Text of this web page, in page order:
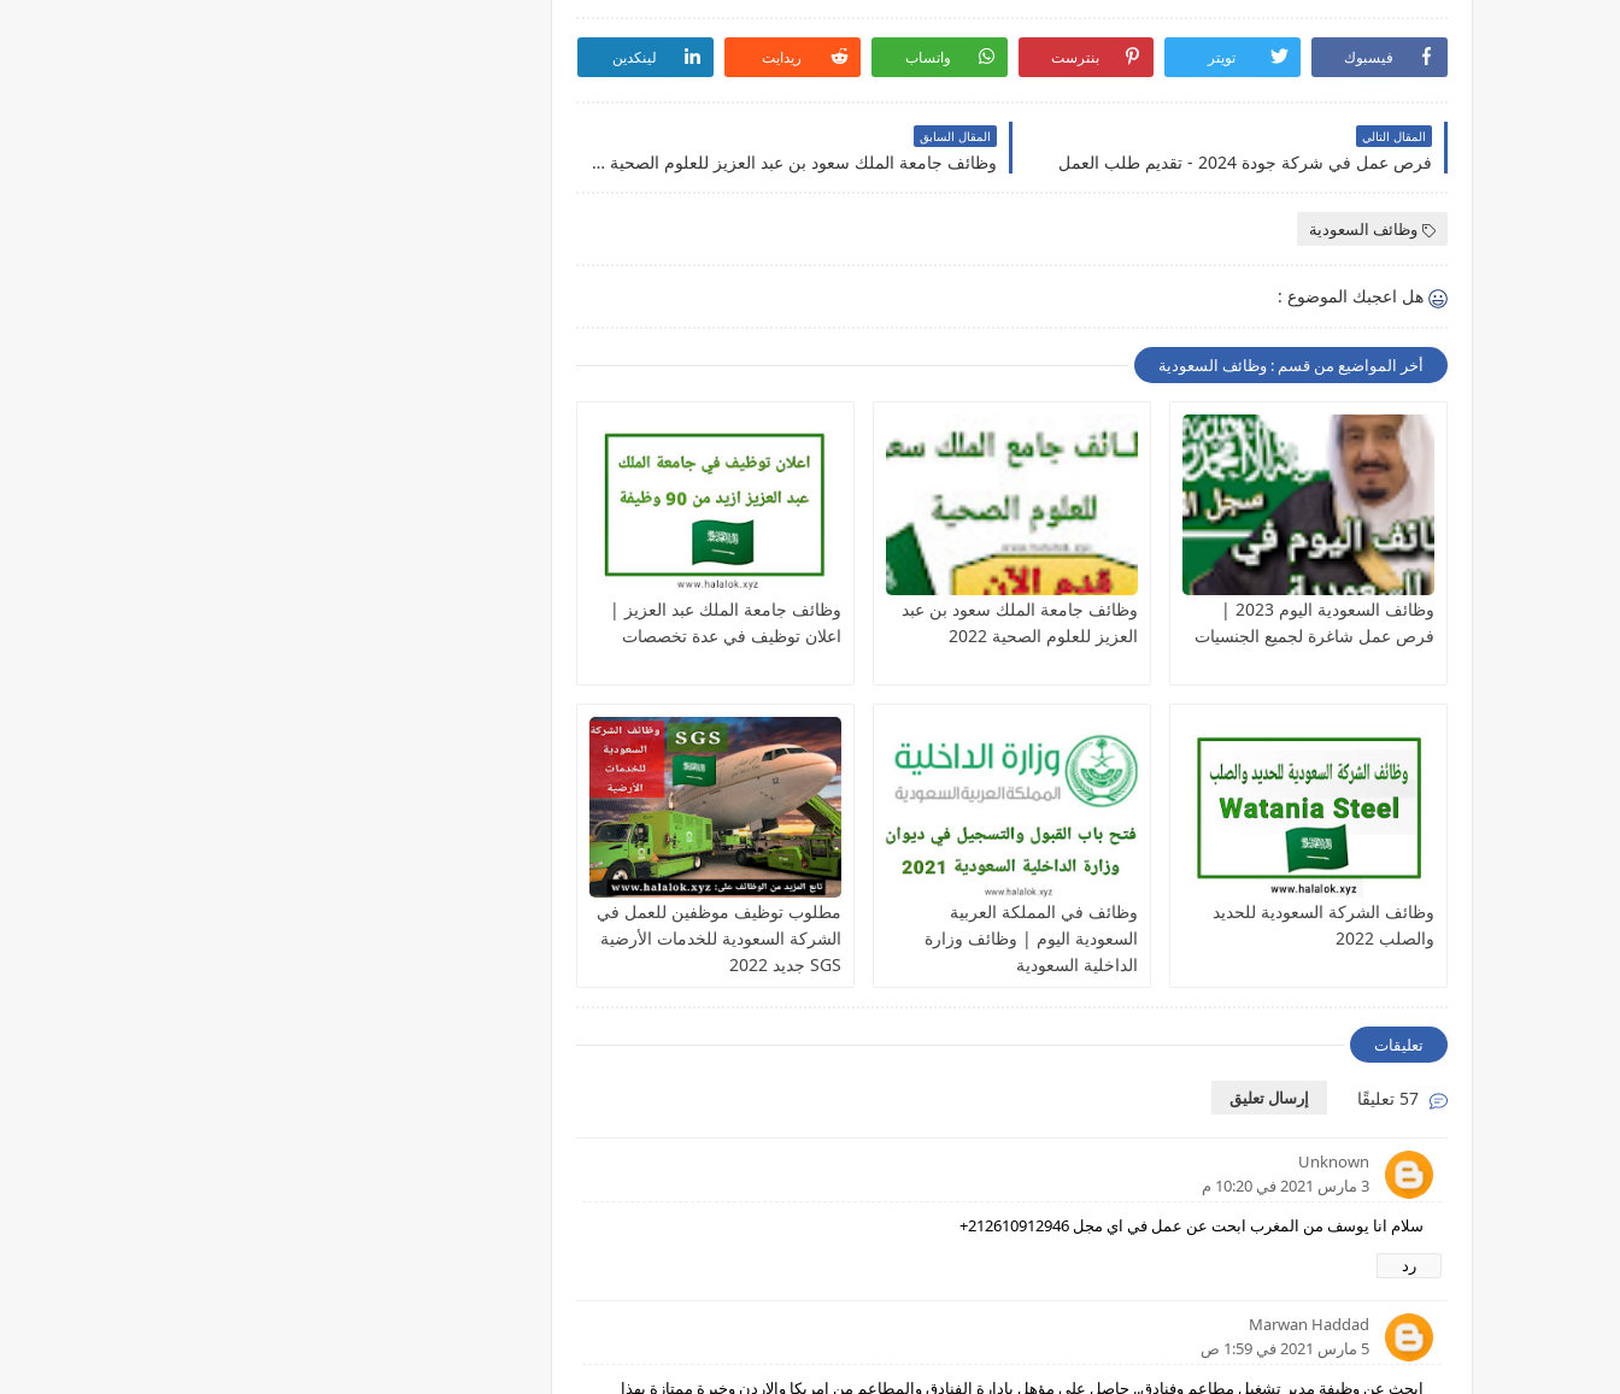
فيسبوك تويتر بنترست واتساب ريدايت لينكدين
المقال التالي
فرص عمل في شركة جودة 2024 - تقديم طلب العمل
المقال السابق
وظائف جامعة الملك سعود بن عبد العزيز للعلوم الصحية 2022
وظائف السعودية
هل اعجبك الموضوع :
أخر المواضيع من قسم : وظائف السعودية
وظائف السعودية اليوم 2023 |
فرص عمل شاغرة لجميع الجنسيات
وظائف جامعة الملك سعود بن عبد
العزيز للعلوم الصحية 2022
وظائف جامعة الملك عبد العزيز |
اعلان توظيف في عدة تخصصات
وظائف الشركة السعودية للحديد
والصلب 2022
وظائف في المملكة العربية
السعودية اليوم | وظائف وزارة
الداخلية السعودية
مطلوب توظيف موظفين للعمل في
الشركة السعودية للخدمات الأرضية
SGS جديد 2022
تعليقات
إرسال تعليق
Unknown
3 مارس 2021 في 10:20 م
سلام انا يوسف من المغرب ابحت عن عمل في اي مجل 212610912946+
رد
Marwan Haddad
5 مارس 2021 في 1:59 ص
ابحث عن وظيفة مدير تشغيل مطاعم وفنادق.. حاصل على مؤهل بادارة الفنادق والمطاعم من امريكا والاردن وخبرة ممتازة بهذا